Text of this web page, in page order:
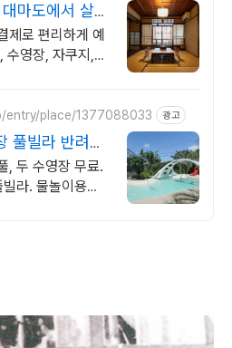
마도에서 살아
제로 편리하게 예
수영장, 자쿠지,
entry/place/1377088033 광고
풀빌라 반려견
, 두 수영장 무료.
라. 물놀이용품